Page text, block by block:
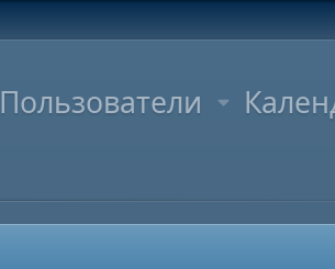
Пользователи